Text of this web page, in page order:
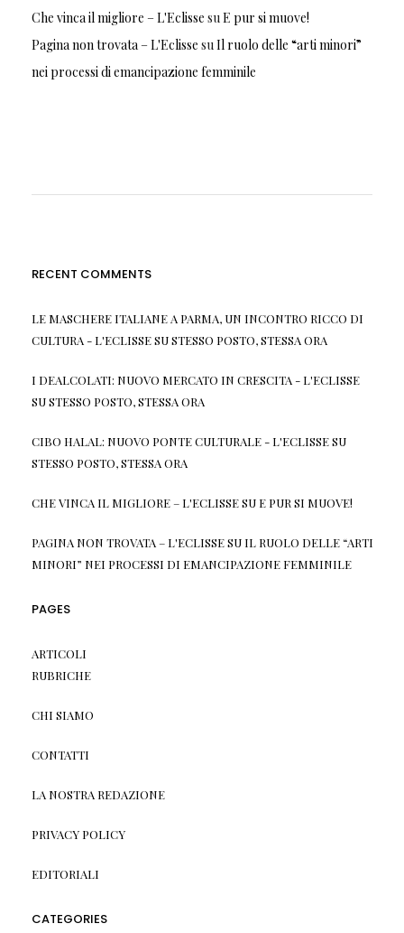
Che vinca il migliore – L'Eclisse su E pur si muove!
Pagina non trovata – L'Eclisse su Il ruolo delle “arti minori”
nei processi di emancipazione femminile
RECENT COMMENTS
LE MASCHERE ITALIANE A PARMA, UN INCONTRO RICCO DI
CULTURA - L'ECLISSESUSTESSO POSTO, STESSA ORA
I DEALCOLATI: NUOVO MERCATO IN CRESCITA - L'ECLISSE
SUSTESSO POSTO, STESSA ORA
CIBO HALAL: NUOVO PONTE CULTURALE - L'ECLISSESU
STESSO POSTO, STESSA ORA
CHE VINCA IL MIGLIORE – L'ECLISSESU E PUR SI MUOVE!
PAGINA NON TROVATA – L'ECLISSESU IL RUOLO DELLE “ARTI
MINORI” NEI PROCESSI DI EMANCIPAZIONE FEMMINILE
PAGES
ARTICOLI
RUBRICHE
CHI SIAMO
CONTATTI
LA NOSTRA REDAZIONE
PRIVACY POLICY
EDITORIALI
CATEGORIES